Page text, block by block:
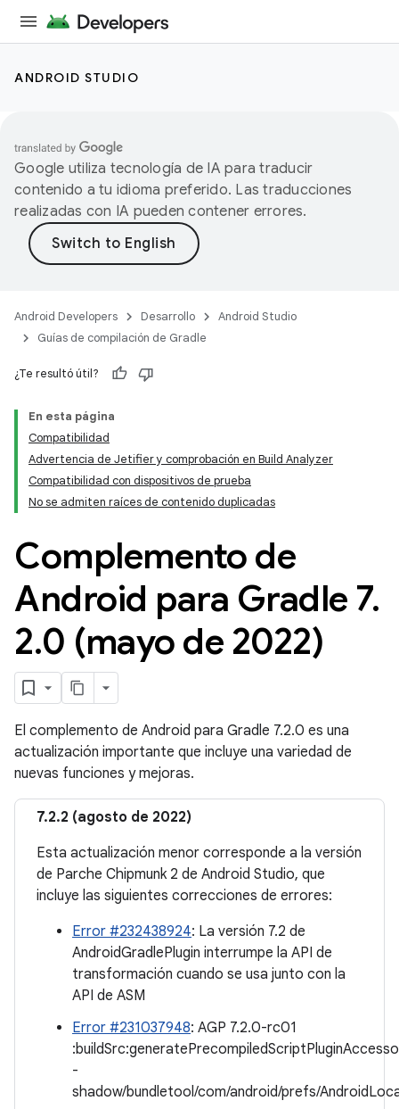
ANDROID STUDIO
Google utiliza tecnología de IA para traducir
contenido a tu idioma preferido. Las traducciones
realizadas con IA pueden contener errores.
Android Developers Desarrollo
Android Studio
Guías de compilación de Gradle
¿Te resultó útil?
En esta página
Compatibilidad
Advertencia de Jetifier y comprobación en Build Analyzer
Compatibilidad con dispositivos de prueba
No se admiten raíces de contenido duplicadas
Complemento de
Android para Gradle 7.
2.0 (mayo de 2022)
El complemento de Android para Gradle 7.2.0 es una
actualización importante que incluye una variedad de
nuevas funciones y mejoras.
7.2.2 (agosto de 2022)
Esta actualización menor corresponde a la versión
de Parche Chipmunk 2 de Android Studio, que
incluye las siguientes correcciones de errores:
Error #232438924: La versión 7.2 de
AndroidGradlePlugin interrumpe la API de
transformación cuando se usa junto con la
API de ASM
Error #231037948: AGP 7.2.0-rc01
-
shadow/bundletool/com/android/prefs/